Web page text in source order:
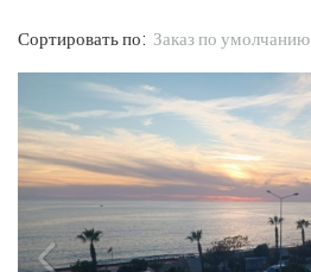
Сортировать по: Заказ по умолчанию